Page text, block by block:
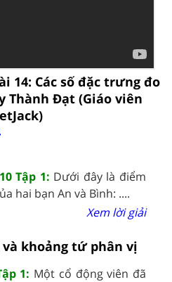
14: Các số đặc trưng đo
Thành Đạt (Giáo viên
Tập 1: Dưới đây là điểm
hai bạn An và Bình: ....
Xem lời giải
khoảng tứ phân vị
1: Một cổ động viên đã